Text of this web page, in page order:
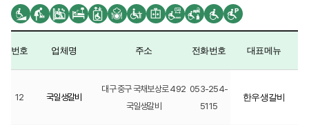
번호 업체명 주소 전화번호 대표메뉴
12 국일생갈비
대구 중구 국채보상로 492
국일생갈비
053-254-
5115
한우생갈비